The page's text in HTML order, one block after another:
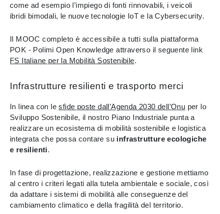
come ad esempio l’impiego di fonti rinnovabili, i veicoli
ibridi bimodali, le nuove tecnologie IoT e la Cybersecurity.
Il MOOC completo è accessibile a tutti sulla piattaforma
POK - Polimi Open Knowledge attraverso il seguente link
FS Italiane per la Mobilità Sostenibile.
Infrastrutture resilienti e trasporto merci
In linea con lesfide poste dall’Agenda 2030 dell’Onu per lo
Sviluppo Sostenibile, il nostro Piano Industriale punta a
realizzare un ecosistema di mobilità sostenibile e logistica
integrata che possa contare su infrastrutture ecologiche
e resilienti.
In fase di progettazione, realizzazione e gestione mettiamo
al centro i criteri legati alla tutela ambientale e sociale, così
da adattare i sistemi di mobilità alle conseguenze del
cambiamento climatico e della fragilità del territorio.